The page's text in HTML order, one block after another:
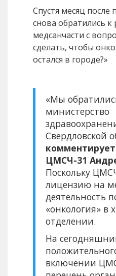
Спустя месяц после
снова обратились
медсанчасти с
сделать, чтобы
остался в городе?»
«Мы
министерство
Свердловской
ЦМСЧ-31
Поскольку
лицензию на
деятельность
«онкология» в
отделении.
На
включении